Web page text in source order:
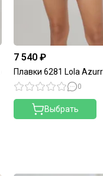
7 540 ₽
Плавки 6281 Lola
0
Выбрать